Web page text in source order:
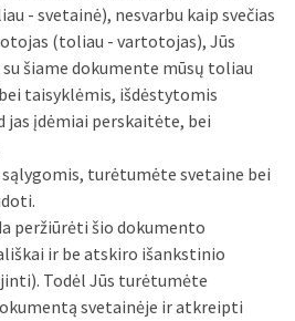
- svetainė), nesvarbu kaip svečias
(toliau - vartotojas), Jūs
šiame dokumente mūsų toliau
taisyklėmis, išdėstytomis
įdėmiai perskaitėte, bei
turėtumėte svetaine bei
peržiūrėti šio dokumento
ir be atskiro išankstinio
Todėl Jūs turėtumėte
svetainėje ir atkreipti